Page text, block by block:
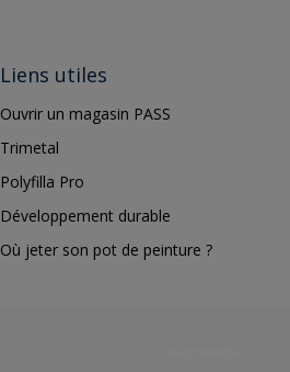
Liens utiles
Ouvrir un magasin PASS
Trimetal
Polyfilla Pro
Développement durable
Où jeter son pot de peinture ?